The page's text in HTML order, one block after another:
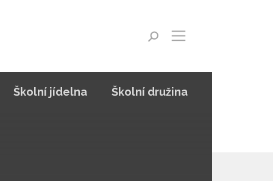
Školní jídelna Školní družina